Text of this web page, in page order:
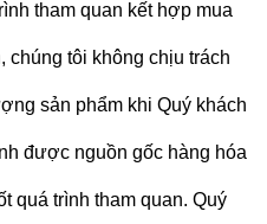
tham quan kết hợp mua
chúng tôi không chịu trách
sản phẩm khi Quý khách
được nguồn gốc hàng hóa
quá trình tham quan. Quý